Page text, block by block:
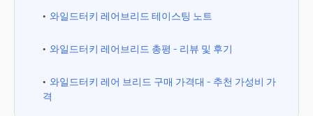
와일드터키 레어브리드 테이스팅 노트
와일드터키 레어브리드 총평 - 리뷰 및 후기
와일드터키 레어 브리드 구매 가격대 - 추천 가성비 가
격